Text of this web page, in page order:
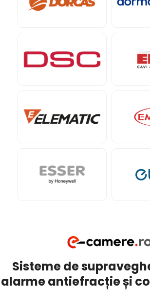
Sisteme de
alarme antiefracție și